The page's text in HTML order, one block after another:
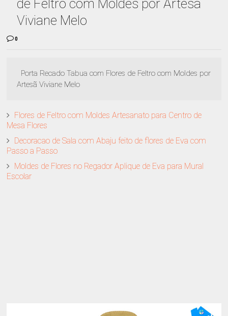
de Feltro com Moldes por Artesã
Viviane Melo
0
Porta Recado Tabua com Flores de Feltro com Moldes por
Artesã Viviane Melo
Flores de Feltro com Moldes Artesanato para Centro de
Mesa Flores
Decoracao de Sala com Abaju feito de flores de Eva com
Passo a Passo
Moldes de Flores no Regador Aplique de Eva para Mural
Escolar